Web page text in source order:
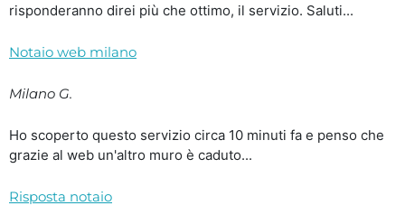
risponderanno direi più che ottimo, il servizio. Saluti...
Notaio web milano
Milano G.
Ho scoperto questo servizio circa 10 minuti fa e penso che
grazie al web un'altro muro è caduto...
Risposta notaio